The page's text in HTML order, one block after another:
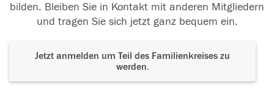
bilden. Bleiben Sie in Kontakt mit anderen Mitgliedern
und tragen Sie sich jetzt ganz bequem ein.
Jetzt anmelden um Teil des Familienkreises zu
werden.